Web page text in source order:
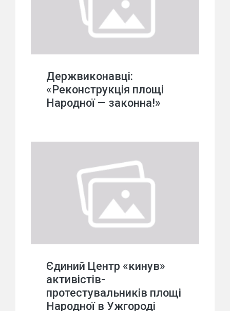
Держвиконавці:
«Реконструкція площі
Народної — законна!»
Єдиний Центр «кинув»
активістів-
протестувальників площі
Народної в Ужгороді